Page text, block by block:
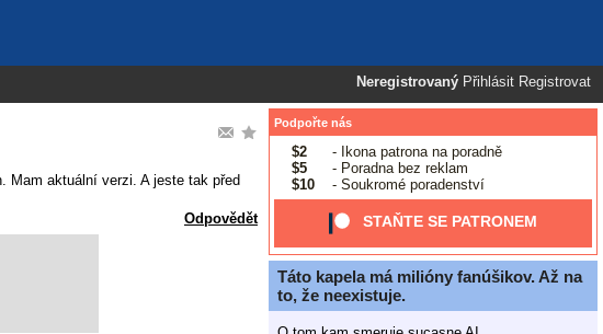
Neregistrovaný Přihlásit Registrovat
Mam aktuální verzi. A jeste tak před
Odpovědět
Podpořte nás
$2
- Ikona patrona na poradně
$5
- Poradna bez reklam
$10
- Soukromé poradenství
STAŇTE SE PATRONEM
Táto kapela má milióny fanúšikov. Až na
to, že neexistuje.